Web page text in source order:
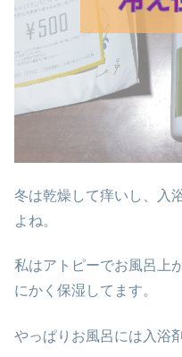
冬は乾燥して痒いし、入
よね。
私はアトピーでお風呂上
にかく保湿してます。
やっぱりお風呂には入浴